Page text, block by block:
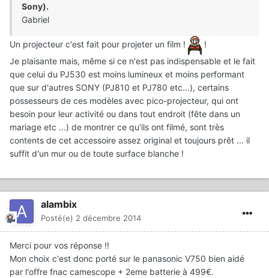
Sony).
Gabriel
Un projecteur c'est fait pour projeter un film !
!
Je plaisante mais, même si ce n'est pas indispensable et le fait
que celui du PJ530 est moins lumineux et moins performant
que sur d'autres SONY (PJ810 et PJ780 etc...), certains
possesseurs de ces modèles avec pico-projecteur, qui ont
besoin pour leur activité ou dans tout endroit (fête dans un
mariage etc ...) de montrer ce qu'ils ont filmé, sont très
contents de cet accessoire assez original et toujours prêt ... il
suffit d'un mur ou de toute surface blanche !
alambix
Posté(e) 2 décembre 2014
Merci pour vos réponse !!
Mon choix c'est donc porté sur le panasonic V750 bien aidé
par l'offre fnac camescope + 2eme batterie à 499€.